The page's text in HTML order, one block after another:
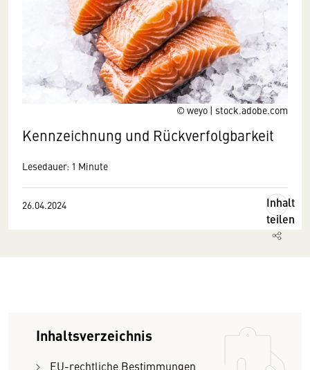
© weyo | stock.adobe.com
Kennzeichnung und Rückverfolgbarkeit
Lesedauer: 1 Minute
26.04.2024
Inhalt
teilen
Inhaltsverzeichnis
EU-rechtliche Bestimmungen